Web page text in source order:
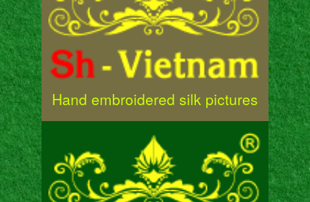
Hand embroidered silk pictures